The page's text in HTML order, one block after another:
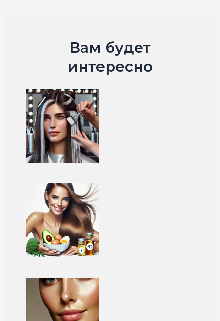
Вам будет
интересно